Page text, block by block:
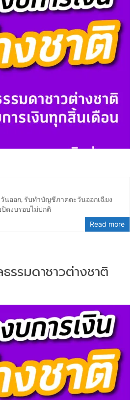
นออก, รับทำบัญชีภาคตะวันออกเฉียง
ปิดงบรอบไม่ปกติ
Read more
รรมดาชาวต่างชาติ